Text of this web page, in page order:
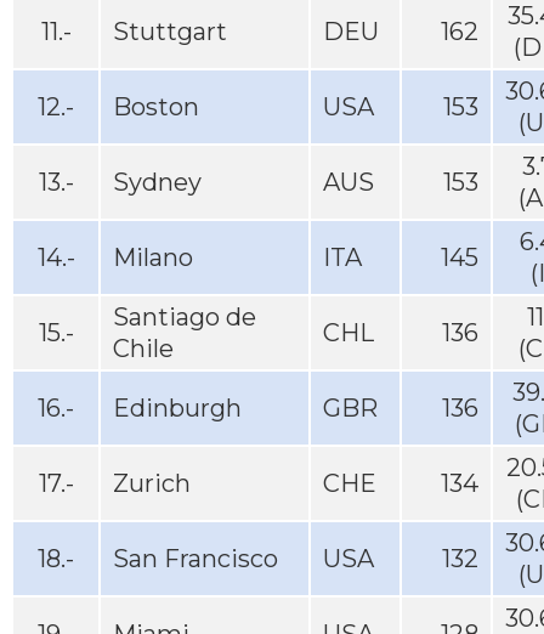
11.- Stuttgart DEU 162
12.- Boston USA 153
13.- Sydney AUS 153
14.- Milano ITA 145
15.-
Santiago de
Chile
CHL 136
16.- Edinburgh GBR 136
17.- Zurich CHE 134
18.- San Francisco USA 132